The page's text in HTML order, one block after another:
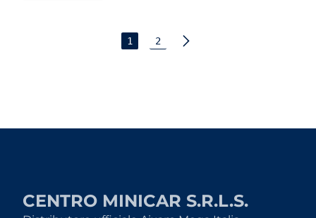
1 2
CENTRO MINICAR S.R.L.S.